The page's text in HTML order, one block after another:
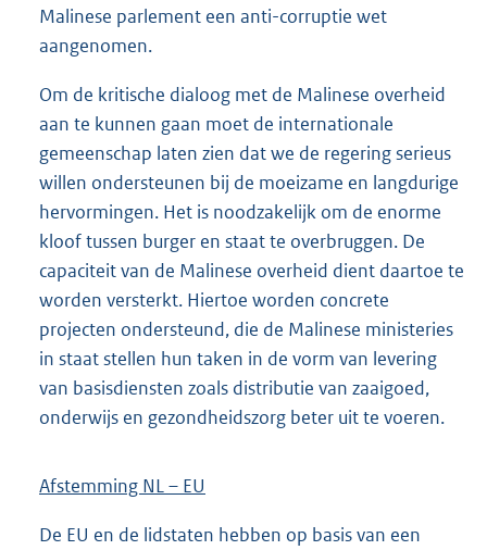
Malinese parlement een anti-corruptie wet
aangenomen.
Om de kritische dialoog met de Malinese overheid
aan te kunnen gaan moet de internationale
gemeenschap laten zien dat we de regering serieus
willen ondersteunen bij de moeizame en langdurige
hervormingen. Het is noodzakelijk om de enorme
kloof tussen burger en staat te overbruggen. De
capaciteit van de Malinese overheid dient daartoe te
worden versterkt. Hiertoe worden concrete
projecten ondersteund, die de Malinese ministeries
in staat stellen hun taken in de vorm van levering
van basisdiensten zoals distributie van zaaigoed,
onderwijs en gezondheidszorg beter uit te voeren.
Afstemming NL – EU
De EU en de lidstaten hebben op basis van een